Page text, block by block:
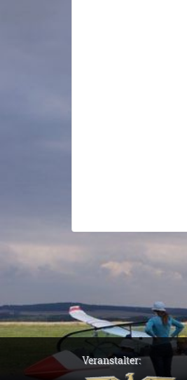
Veranstalter: